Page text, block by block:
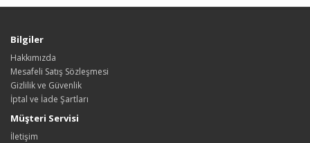
Bilgiler
Hakkımızda
Mesafeli Satış Sözleşmesi
Gizlilik ve Güvenlik
İptal ve İade Şartları
Müşteri Servisi
İletişim